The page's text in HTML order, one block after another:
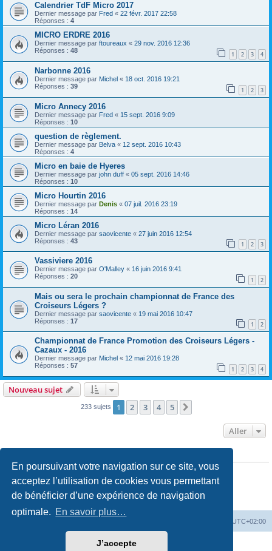
En poursuivant votre navigation sur ce site, vous
acceptez l’utilisation de cookies vous permettant
de bénéficier d’une expérience de navigation
optimale. En savoir plus…
J’accepte
Calendrier TdF Micro 2017
Dernier message par Fred « 22 févr. 2017 22:58
Réponses : 4
MICRO ERDRE 2016
Dernier message par ftoureaux « 29 nov. 2016 12:36
Réponses : 48 1 2 3 4
Narbonne 2016
Dernier message par Michel « 18 oct. 2016 19:21
Réponses : 39 1 2 3
Micro Annecy 2016
Dernier message par Fred « 15 sept. 2016 9:09
Réponses : 10
question de règlement.
Dernier message par Belva « 12 sept. 2016 10:43
Réponses : 4
Micro en baie de Hyeres
Dernier message par john duff « 05 sept. 2016 14:46
Réponses : 10
Micro Hourtin 2016
Dernier message par Denis « 07 juil. 2016 23:19
Réponses : 14
Micro Léran 2016
Dernier message par saovicente « 27 juin 2016 12:54
Réponses : 43 1 2 3
Vassiviere 2016
Dernier message par O'Malley « 16 juin 2016 9:41
Réponses : 20 1 2
Mais ou sera le prochain championnat de France des
Croiseurs Légers ?
Dernier message par saovicente « 19 mai 2016 10:47
Réponses : 17 1 2
Championnat de France Promotion des Croiseurs Légers -
Cazaux - 2016
Dernier message par Michel « 12 mai 2016 19:28
Réponses : 57 1 2 3 4
Nouveau sujet
233 sujets 1 2 3 4 5
Aller
Vousne pouvez paspublier de nouveaux sujets dans ce forum
ne pouvez pasrépondre aux sujets dans ce forum
Vousne pouvez pasmodifier vos messages dans ce forum
Vousne pouvez passupprimer vos messages dans ce forum
transférer de pièces jointes dans ce forum
UTC+02:00
phpBB® Forum Software © phpBB Limited